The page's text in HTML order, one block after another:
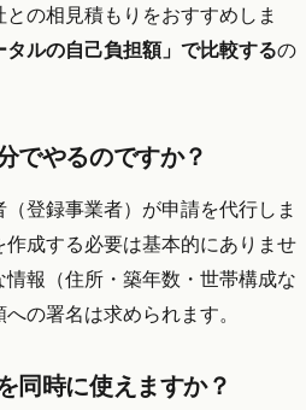
の相見積もりをおすすめしま
ルの自己負担額」で比較するの
でやるのですか？
登録事業者）が申請を代行しま
成する必要は基本的にありませ
報（住所・築年数・世帯構成な
の署名は求められます。
同時に使えますか？